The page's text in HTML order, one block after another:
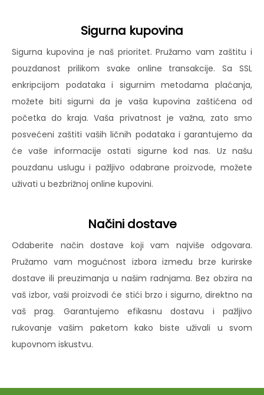
Sigurna kupovina
Sigurna kupovina je naš prioritet. Pružamo vam zaštitu i
pouzdanost prilikom svake online transakcije. Sa SSL
enkripcijom podataka i sigurnim metodama plaćanja,
možete biti sigurni da je vaša kupovina zaštićena od
početka do kraja. Vaša privatnost je važna, zato smo
posvećeni zaštiti vaših ličnih podataka i garantujemo da
će vaše informacije ostati sigurne kod nas. Uz našu
pouzdanu uslugu i pažljivo odabrane proizvode, možete
uživati u bezbrižnoj online kupovini.
Načini dostave
Odaberite način dostave koji vam najviše odgovara.
Pružamo vam mogućnost izbora između brze kurirske
dostave ili preuzimanja u našim radnjama. Bez obzira na
vaš izbor, vaši proizvodi će stići brzo i sigurno, direktno na
vaš prag. Garantujemo efikasnu dostavu i pažljivo
rukovanje vašim paketom kako biste uživali u svom
kupovnom iskustvu.